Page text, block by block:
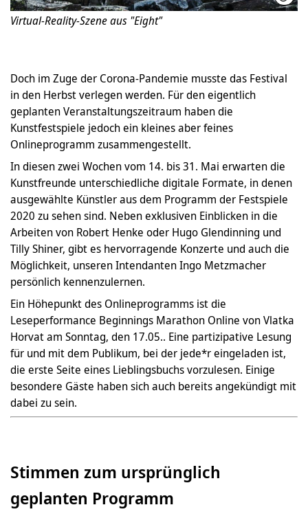
Virtual-Reality-Szene aus "Eight"
Doch im Zuge der Corona-Pandemie musste das Festival
in den Herbst verlegen werden. Für den eigentlich
geplanten Veranstaltungszeitraum haben die
Kunstfestspiele jedoch ein kleines aber feines
Onlineprogramm zusammengestellt.
In diesen zwei Wochen vom 14. bis 31. Mai erwarten die
Kunstfreunde unterschiedliche digitale Formate, in denen
ausgewählte Künstler aus dem Programm der Festspiele
2020 zu sehen sind. Neben exklusiven Einblicken in die
Arbeiten von Robert Henke oder Hugo Glendinning und
Tilly Shiner, gibt es hervorragende Konzerte und auch die
Möglichkeit, unseren Intendanten Ingo Metzmacher
persönlich kennenzulernen.
Ein Höhepunkt des Onlineprogramms ist die
Leseperformance Beginnings Marathon Online von Vlatka
Horvat am Sonntag, den 17.05.. Eine partizipative Lesung
für und mit dem Publikum, bei der jede*r eingeladen ist,
die erste Seite eines Lieblingsbuchs vorzulesen. Einige
besondere Gäste haben sich auch bereits angekündigt mit
dabei zu sein.
Stimmen zum ursprünglich
geplanten Programm